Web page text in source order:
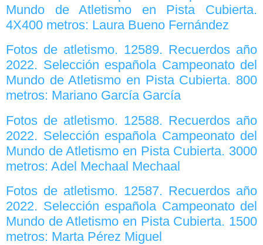
Mundo de Atletismo en Pista Cubierta.
4X400 metros: Laura Bueno Fernández
Fotos de atletismo. 12589. Recuerdos año
2022. Selección española Campeonato del
Mundo de Atletismo en Pista Cubierta. 800
metros: Mariano García García
Fotos de atletismo. 12588. Recuerdos año
2022. Selección española Campeonato del
Mundo de Atletismo en Pista Cubierta. 3000
metros: Adel Mechaal Mechaal
Fotos de atletismo. 12587. Recuerdos año
2022. Selección española Campeonato del
Mundo de Atletismo en Pista Cubierta. 1500
metros: Marta Pérez Miguel